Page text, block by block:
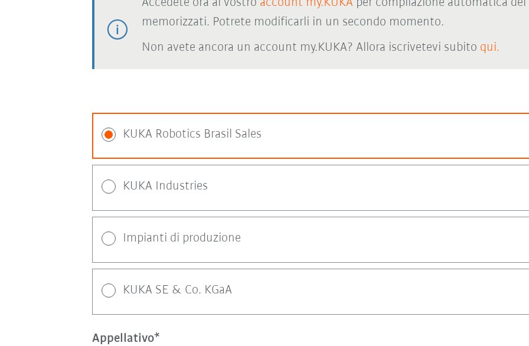
memorizzati. Potrete modificarli in un secondo momento.
Non avete ancora un account my.KUKA? Allora iscrivetevi subito qui.
KUKA Robotics Brasil Sales
KUKA Industries
Impianti di produzione
KUKA SE & Co. KGaA
Appellativo